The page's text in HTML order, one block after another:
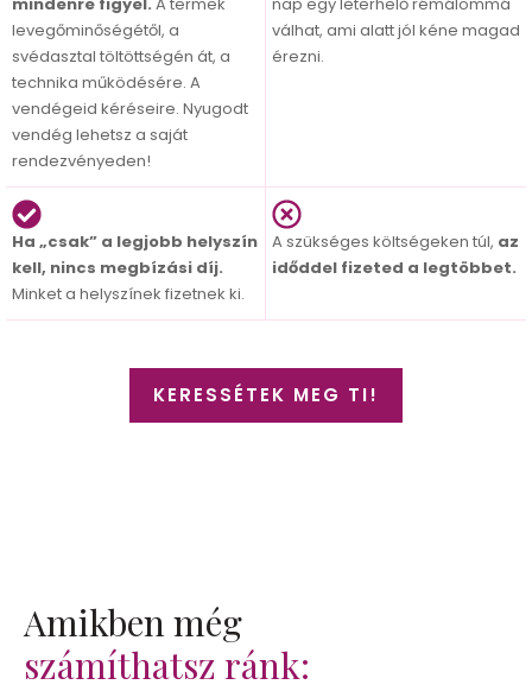
levegőminőségétől, a
svédasztal töltöttségén át, a
technika működésére. A
vendégeid kéréseire. Nyugodt
vendég lehetsz a saját
rendezvényeden!
válhat, ami alatt jól kéne magad
érezni.
Ha „csak” a legjobb helyszín
kell, nincs megbízási díj.
Minket a helyszínek fizetnek ki.
A szükséges költségeken túl, az
időddel fizeted a legtöbbet.
KERESSÉTEK MEG TI!
Amikben még
számíthatsz ránk: